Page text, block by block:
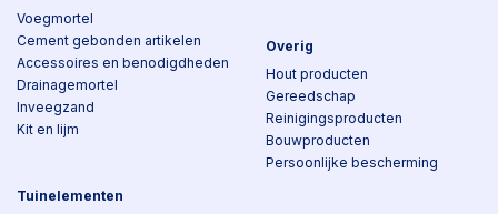
Voegmortel
Cement gebonden artikelen
Accessoires en benodigdheden
Drainagemortel
Inveegzand
Kit en lijm
Tuinelementen
Overig
Hout producten
Gereedschap
Reinigingsproducten
Bouwproducten
Persoonlijke bescherming